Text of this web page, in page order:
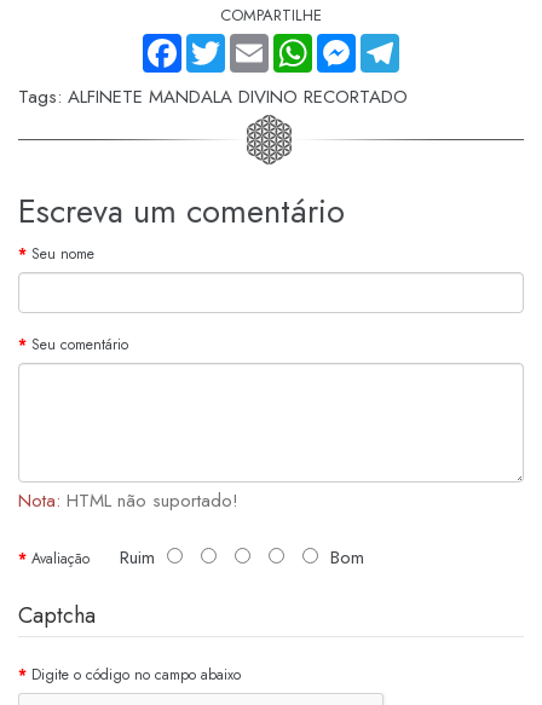
COMPARTILHE
FACEBOOKTWITTEREMAIL WHATSAPPMESSENGER
TELEGRAM
Tags: ALFINETE MANDALA DIVINO RECORTADO
Escreva um comentário
Seu nome
Seu comentário
Nota: HTML não suportado!
Avaliação Ruim Bom
Captcha
Digite o código no campo abaixo